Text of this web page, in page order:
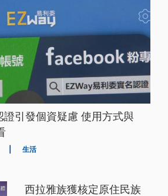
證引發個資疑慮 使用方式與
生活
西拉雅族獲核定原住民族